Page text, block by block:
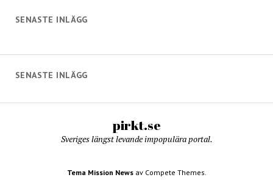
SENASTE INLÄGG
SENASTE INLÄGG
pirkt.se
Sveriges längst levande impopulära portal.
Tema Mission Newsav Compete Themes.